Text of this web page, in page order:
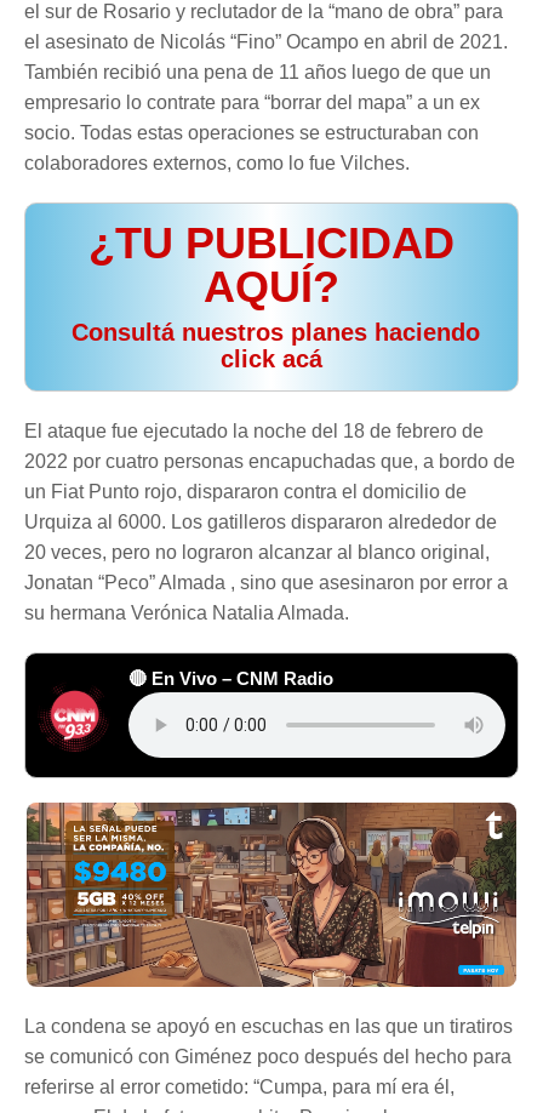
el sur de Rosario y reclutador de la “mano de obra” para
el asesinato de Nicolás “Fino” Ocampo en abril de 2021.
También recibió una pena de 11 años luego de que un
empresario lo contrate para “borrar del mapa” a un ex
socio. Todas estas operaciones se estructuraban con
colaboradores externos, como lo fue Vilches.
¿TU PUBLICIDAD
AQUÍ?
️ Consultá nuestros planes haciendo
click acá
El ataque fue ejecutado la noche del 18 de febrero de
2022 por cuatro personas encapuchadas que, a bordo de
un Fiat Punto rojo, dispararon contra el domicilio de
Urquiza al 6000. Los gatilleros dispararon alrededor de
20 veces, pero no lograron alcanzar al blanco original,
Jonatan “Peco” Almada , sino que asesinaron por error a
su hermana Verónica Natalia Almada.
🔴 En Vivo – CNM Radio
La condena se apoyó en escuchas en las que un tiratiros
se comunicó con Giménez poco después del hecho para
referirse al error cometido: “Cumpa, para mí era él,